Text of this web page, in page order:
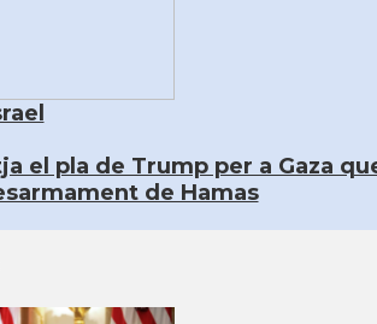
el pla de Trump per a Gaza
de Hamas